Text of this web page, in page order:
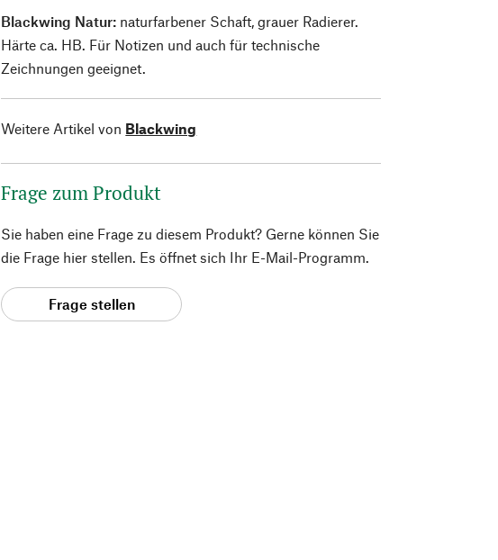
Blackwing Natur: naturfarbener Schaft, grauer Radierer.
Härte ca. HB. Für Notizen und auch für technische
Zeichnungen geeignet.
Weitere Artikel von Blackwing
Frage zum Produkt
Sie haben eine Frage zu diesem Produkt? Gerne können Sie
die Frage hier stellen. Es öffnet sich Ihr E-Mail-Programm.
Frage stellen